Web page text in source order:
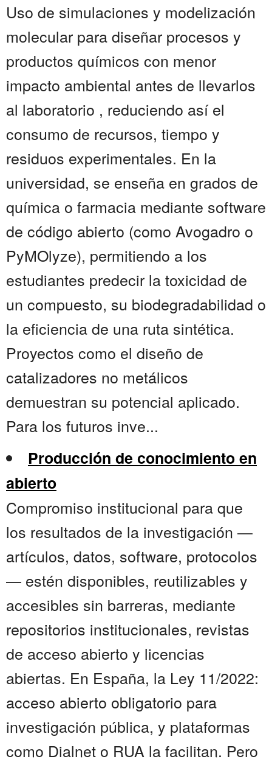
Uso de simulaciones y modelización
molecular para diseñar procesos y
productos químicos con menor
impacto ambiental antes de llevarlos
al laboratorio , reduciendo así el
consumo de recursos, tiempo y
residuos experimentales. En la
universidad, se enseña en grados de
química o farmacia mediante software
de código abierto (como Avogadro o
PyMOlyze), permitiendo a los
estudiantes predecir la toxicidad de
un compuesto, su biodegradabilidad o
la eficiencia de una ruta sintética.
Proyectos como el diseño de
catalizadores no metálicos
demuestran su potencial aplicado.
Para los futuros inve...
Producción de conocimiento en
abierto
Compromiso institucional para que
los resultados de la investigación —
artículos, datos, software, protocolos
— estén disponibles, reutilizables y
accesibles sin barreras, mediante
repositorios institucionales, revistas
de acceso abierto y licencias
abiertas. En España, la Ley 11/2022:
acceso abierto obligatorio para
investigación pública, y plataformas
como Dialnet o RUA la facilitan. Pero